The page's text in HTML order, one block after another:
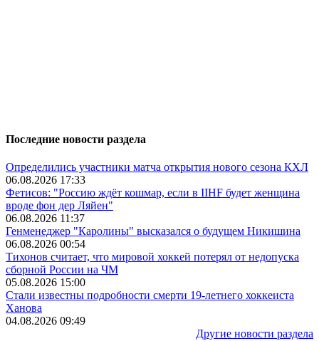
Последние новости раздела
Определились участники матча открытия нового сезона КХЛ
06.08.2026 17:33
Фетисов: "Россию ждёт кошмар, если в IIHF будет женщина
вроде фон дер Ляйен"
06.08.2026 11:37
Генменеджер "Каролины" высказался о будущем Никишина
06.08.2026 00:54
Тихонов считает, что мировой хоккей потерял от недопуска
сборной России на ЧМ
05.08.2026 15:00
Стали известны подробности смерти 19-летнего хоккеиста
Ханова
04.08.2026 09:49
Другие новости раздела